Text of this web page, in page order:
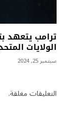
ترامب يتعهد
الولايات
سبتمبر 25, 2024
التعليقات مغلقة.